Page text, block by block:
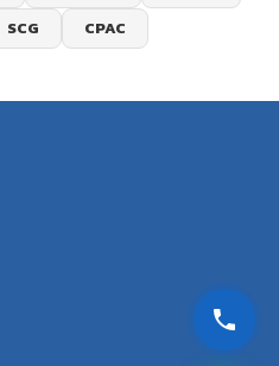
SCG CPAC